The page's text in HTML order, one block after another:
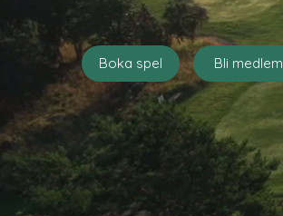
Boka spel Bli medlem